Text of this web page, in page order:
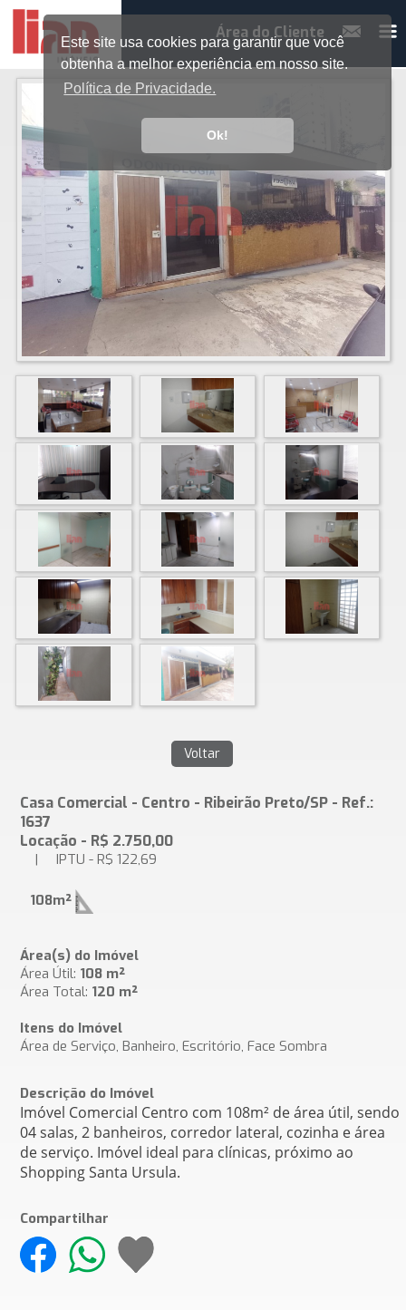
Este site usa cookies para garantir que você
obtenha a melhor experiência em nosso site.
Política de Privacidade.
Ok!
Área do Cliente
Casa Comercial - Centro - Ribeirão Preto/SP - Ref.:
1637
Locação - R$ 2.750,00
| IPTU - R$ 122,69
108m²
Área(s) do Imóvel
Área Útil: 108 m²
Área Total: 120 m²
Itens do Imóvel
Área de Serviço, Banheiro, Escritório, Face Sombra
Descrição do Imóvel
Imóvel Comercial Centro com 108m² de área útil, sendo
04 salas, 2 banheiros, corredor lateral, cozinha e área
de serviço. Imóvel ideal para clínicas, próximo ao
Shopping Santa Ursula.
Compartilhar